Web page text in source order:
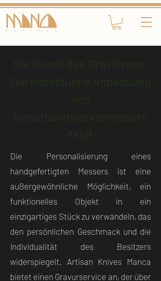
Die Personalisierung eines
handgefertigten Messers ist eine
außergewöhnliche Möglichkeit, ein
funktionelles Objekt in ein
einzigartiges Stück zu verwandeln, das
den persönlichen Geschmack und die
Individualität des Besitzers
widerspiegelt. Artisan Knives Manca
bietet einen Gravurservice an, der über